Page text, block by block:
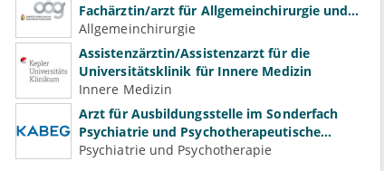
Fachärztin/arzt für Allgemeinchirurgie und
Gefäßchirurgie
Allgemeinchirurgie
Assistenzärztin/Assistenzarzt für die
Universitätsklinik für Innere Medizin
Innere Medizin
Arzt für Ausbildungsstelle im Sonderfach
Psychiatrie und Psychotherapeutische
Medizin (m/w/d)
Psychiatrie und Psychotherapie